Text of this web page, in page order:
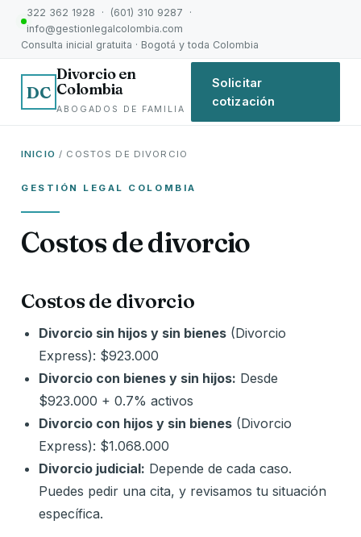
322 362 1928 · (601) 310 9287 ·
info@gestionlegalcolombia.com
Consulta inicial gratuita · Bogotá y toda Colombia
DC
Divorcio en
Colombia
ABOGADOS DE FAMILIA
Solicitar
cotización
INICIO / COSTOS DE DIVORCIO
GESTIÓN LEGAL COLOMBIA
Costos de divorcio
Costos de divorcio
Divorcio sin hijos y sin bienes (Divorcio
Express): $923.000
Divorcio con bienes y sin hijos: Desde
$923.000 + 0.7% activos
Divorcio con hijos y sin bienes (Divorcio
Express): $1.068.000
Divorcio judicial: Depende de cada caso.
Puedes pedir una cita, y revisamos tu situación
específica.